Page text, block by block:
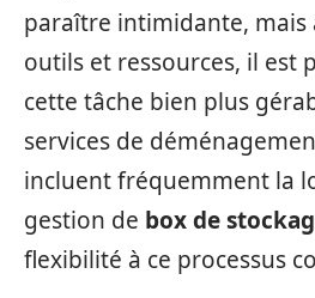
paraître intimidante, mais
outils et ressources, il est
cette tâche bien plus
services de
incluent fréquemment la
gestion de box de
flexibilité à ce processus